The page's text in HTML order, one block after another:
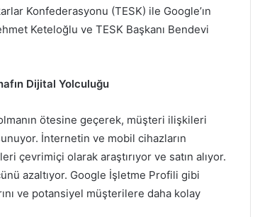
Konfederasyonu (TESK) ile Google’ın
Keteloğlu ve TESK Başkanı Bendevi
Dijital Yolculuğu
ötesine geçerek, müşteri ilişkileri
İnternetin ve mobil cihazların
çevrimiçi olarak araştırıyor ve satın alıyor.
azaltıyor. Google İşletme Profili gibi
ve potansiyel müşterilere daha kolay